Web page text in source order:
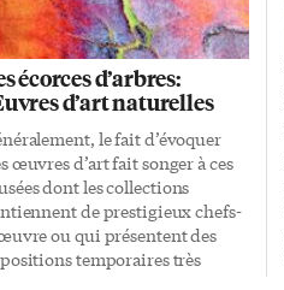
écorces d’arbres:
d’art naturelles
le fait d’évoquer
œuvres d’art fait songer à ces
dont les collections
de prestigieux chefs-
ou qui présentent des
temporaires très